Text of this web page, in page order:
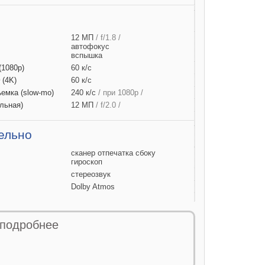
12 МП / f/1.8 /
автофокус
вспышка
60 к/с
(4K)
60 к/с
(slow-mo) 240 к/с / при 1080р /
12 МП / f/2.0 /
сканер отпечатка сбоку
гироскоп
стереозвук
Dolby Atmos